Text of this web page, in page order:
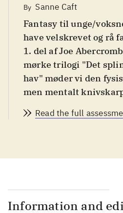
By Sanne Caft
Fantasy til unge/
have velskrevet og rå
1. del af Joe
mørke trilogi "Det
hav" møder vi den
men mentalt
vikingeverden, hvor
En ung mand må
som tronarving med
brugbar hånd ses Yarvi
Read the full
Information and